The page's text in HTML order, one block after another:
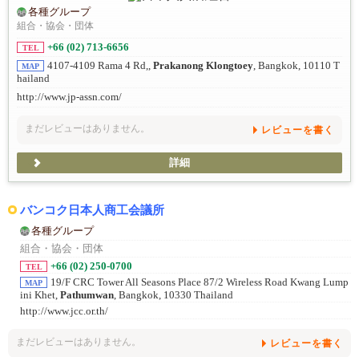
各種グループ
組合・協会・団体
TEL +66 (02) 713-6656
MAP 4107-4109 Rama 4 Rd,, Prakanong Klongtoey, Bangkok, 10110 T
hailand
http://www.jp-assn.com/
まだレビューはありません。 レビューを書く
詳細
バンコク日本人商工会議所
各種グループ
組合・協会・団体
TEL +66 (02) 250-0700
MAP
19/F CRC Tower All Seasons Place 87/2 Wireless Road Kwang Lump
ini Khet, Pathumwan, Bangkok, 10330 Thailand
http://www.jcc.or.th/
まだレビューはありません。 レビューを書く